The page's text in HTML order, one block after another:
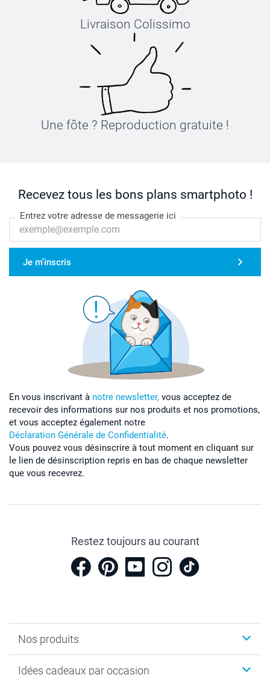
Livraison Colissimo
Une fôte ? Reproduction gratuite !
Recevez tous les bons plans smartphoto !
Entrez votre adresse de messagerie ici
Je m'inscris
En vous inscrivant à notre newsletter, vous acceptez de
recevoir des informations sur nos produits et nos promotions,
et vous acceptez également notre
Déclaration Générale de Confidentialité.
Vous pouvez vous désinscrire à tout moment en cliquant sur
le lien de désinscription repris en bas de chaque newsletter
que vous recevrez.
Restez toujours au courant
Nos produits
Idées cadeaux par occasion